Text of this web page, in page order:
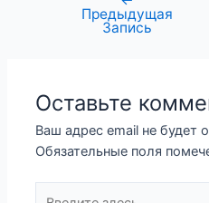
Предыдущая
Запись
Оставьте
Ваш адрес email не будет
Обязательные поля